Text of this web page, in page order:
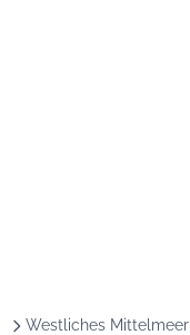
Westliches Mittelmeer